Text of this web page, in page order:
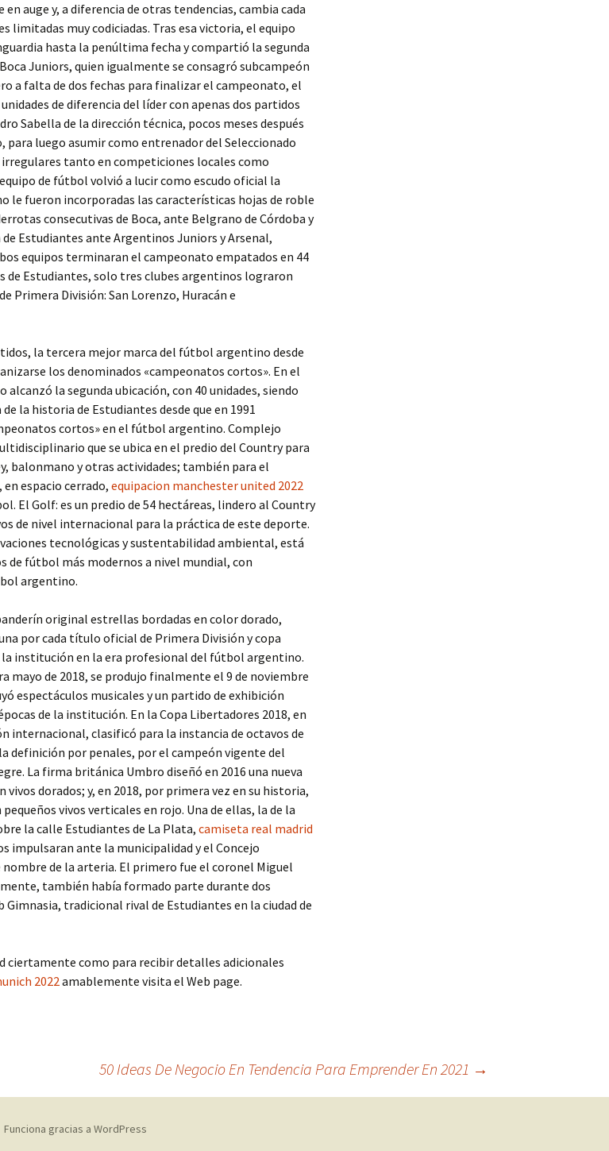
en auge y, a diferencia de otras tendencias, cambia cada
limitadas muy codiciadas. Tras esa victoria, el equipo
hasta la penúltima fecha y compartió la segunda
Juniors, quien igualmente se consagró subcampeón
a falta de dos fechas para finalizar el campeonato, el
de diferencia del líder con apenas dos partidos
Sabella de la dirección técnica, pocos meses después
para luego asumir como entrenador del Seleccionado
tanto en competiciones locales como
de fútbol volvió a lucir como escudo oficial la
le fueron incorporadas las características hojas de roble
consecutivas de Boca, ante Belgrano de Córdoba y
Estudiantes ante Argentinos Juniors y Arsenal,
equipos terminaran el campeonato empatados en 44
de Estudiantes, solo tres clubes argentinos lograron
Primera División: San Lorenzo, Huracán e
la tercera mejor marca del fútbol argentino desde
los denominados «campeonatos cortos». En el
alcanzó la segunda ubicación, con 40 unidades, siendo
la historia de Estudiantes desde que en 1991
cortos» en el fútbol argentino. Complejo
que se ubica en el predio del Country para
balonmano y otras actividades; también para el
espacio cerrado,equipacion manchester united 2022
El Golf: es un predio de 54 hectáreas, lindero al Country
de nivel internacional para la práctica de este deporte.
tecnológicas y sustentabilidad ambiental, está
de fútbol más modernos a nivel mundial, con
argentino.
original estrellas bordadas en color dorado,
por cada título oficial de Primera División y copa
institución en la era profesional del fútbol argentino.
mayo de 2018, se produjo finalmente el 9 de noviembre
espectáculos musicales y un partido de exhibición
de la institución. En la Copa Libertadores 2018, en
internacional, clasificó para la instancia de octavos de
definición por penales, por el campeón vigente del
La firma británica Umbro diseñó en 2016 una nueva
dorados; y, en 2018, por primera vez en su historia,
vivos verticales en rojo. Una de ellas, la de la
la calle Estudiantes de La Plata, camiseta real madrid
impulsaran ante la municipalidad y el Concejo
de la arteria. El primero fue el coronel Miguel
también había formado parte durante dos
Gimnasia, tradicional rival de Estudiantes en la ciudad de
ciertamente como para recibir detalles adicionales
2022amablemente visita el Web page.
50 Ideas De Negocio En Tendencia Para Emprender En 2021 →
Funciona gracias a WordPress